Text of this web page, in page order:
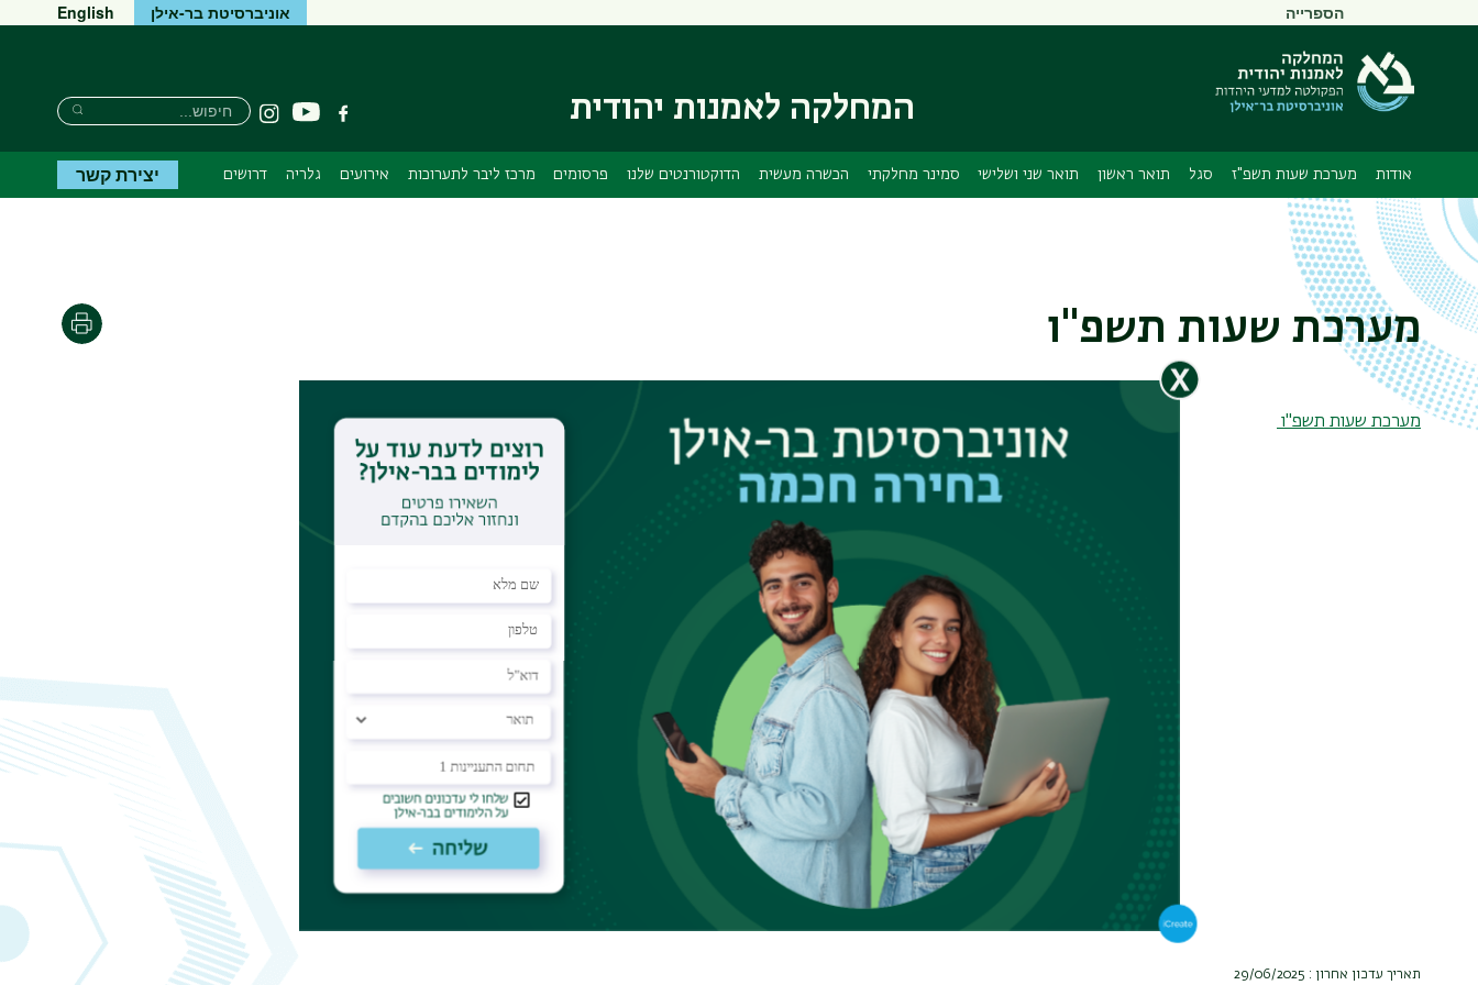
ראשי
תפריט
משני
הספרייה אוניברסיטת בר-אילן English
המחלקה לאמנות יהודית פייסבוקיוטיוב Instagram
חיפוש
חיפוש
חיפוש
אודות מערכת שעות תשפ"ז סגל תואר ראשון תואר שני ושלישי סמינר מחלקתי הכשרה מעשית הדוקטורנטים שלנו פרסומים מרכז ליבר לתערוכות אירועים גלריה דרושים יצירת קשר
מערכת שעות תשפ"ו הדפסה
מערכת שעות תשפ"ו
תאריך עדכון אחרון : 29/06/2025